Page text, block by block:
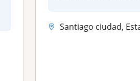
Santiago ciudad, Estacion Central, Pedro Aguirre